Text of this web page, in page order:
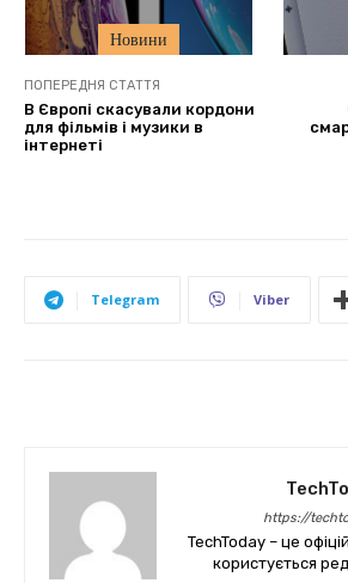
Новини
ПОПЕРЕДНЯ СТАТТЯ
В Європі скасували кордони
для фільмів і музики в
інтернеті
Telegram Viber
https://
TechToday – це
користується